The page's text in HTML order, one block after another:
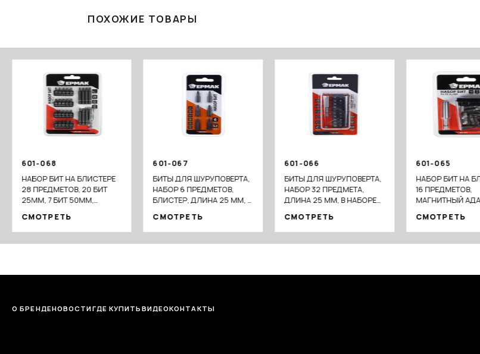
ПОХОЖИЕ ТОВАРЫ
601-068
НАБОР БИТ НА БЛИСТЕРЕ
28 ПРЕДМЕТОВ, 20 БИТ
25ММ, 7 БИТ 50ММ,
60ММ
СМОТРЕТЬ
601-067
БИТЫ ДЛЯ ШУРУПОВЕРТА,
НАБОР 6 ПРЕДМЕТОВ,
БЛИСТЕР, ДЛИНА 25 ММ, В
СМОТРЕТЬ
601-066
БИТЫ ДЛЯ ШУРУПОВЕРТА,
НАБОР 32 ПРЕДМЕТА,
ДЛИНА 25 ММ, В НАБОРЕ
СМОТРЕТЬ
601-065
НАБОР БИТ НА
16 ПРЕДМЕТОВ,
МАГНИТНЫЙ
СМОТРЕТЬ
О БРЕНДЕНОВОСТИГДЕ КУПИТЬ ВИДЕОКОНТАКТЫ